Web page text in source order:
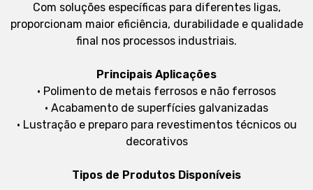
Com soluções específicas para diferentes ligas,
proporcionam maior eficiência, durabilidade e qualidade
final nos processos industriais.
Principais Aplicações
• Polimento de metais ferrosos e não ferrosos
• Acabamento de superfícies galvanizadas
• Lustração e preparo para revestimentos técnicos ou
decorativos
Tipos de Produtos Disponíveis